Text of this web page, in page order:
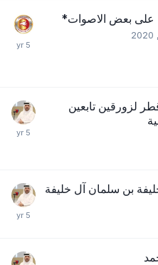
على بعض الاصوات*
لزورقين تابعين
بن سلمان آل خليفة